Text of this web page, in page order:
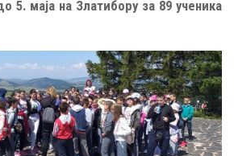
5. маја на Златибору за 89 ученика